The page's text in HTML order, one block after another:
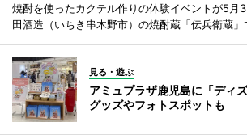
焼酎を使ったカクテル作りの体験イベントが5月
田酒造（いちき串木野市）の焼酎蔵「伝兵衛蔵」
見る・遊ぶ
アミュプラザ鹿児島に「ディ
グッズやフォトスポットも